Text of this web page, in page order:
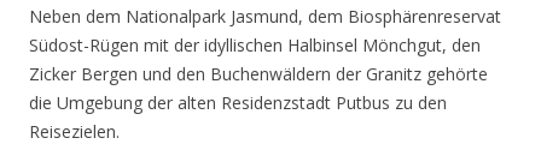
Neben dem Nationalpark Jasmund, dem Biosphärenreservat
Südost-Rügen mit der idyllischen Halbinsel Mönchgut, den
Zicker Bergen und den Buchenwäldern der Granitz gehörte
die Umgebung der alten Residenzstadt Putbus zu den
Reisezielen.